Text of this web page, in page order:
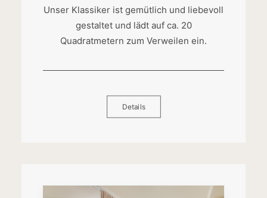
Unser Klassiker ist gemütlich und liebevoll
gestaltet und lädt auf ca. 20
Quadratmetern zum Verweilen ein.
Details